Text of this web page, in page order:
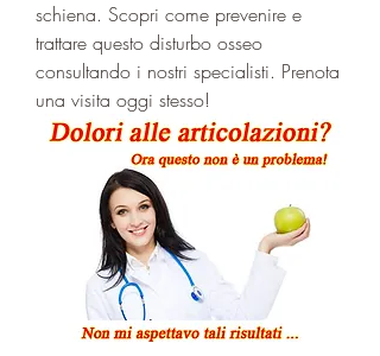
schiena. Scopri come prevenire e
trattare questo disturbo osseo
consultando i nostri specialisti. Prenota
una visita oggi stesso!